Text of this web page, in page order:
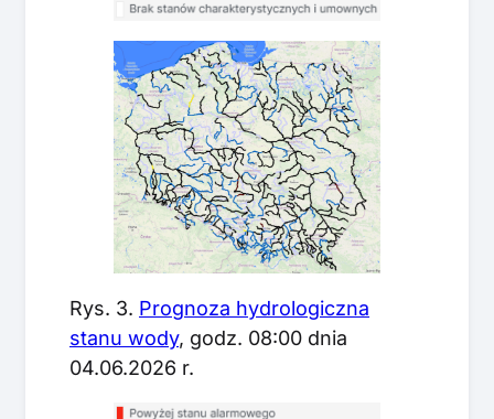
Rys. 3. Prognoza hydrologiczna
stanu wody, godz. 08:00 dnia
04.06.2026 r.